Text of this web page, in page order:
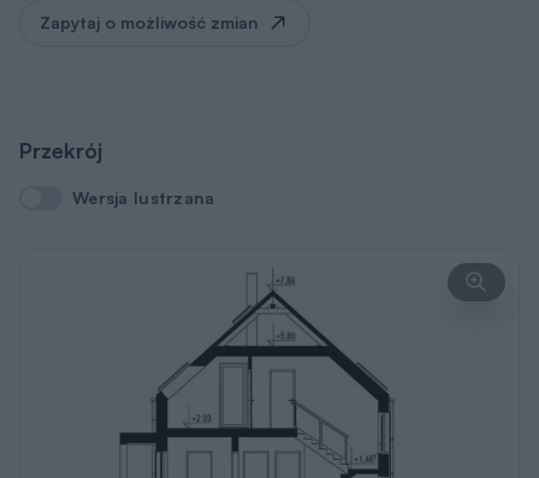
Zapytaj o możliwość zmian
Przekrój
Wersja lustrzana
Wersja lustrzana